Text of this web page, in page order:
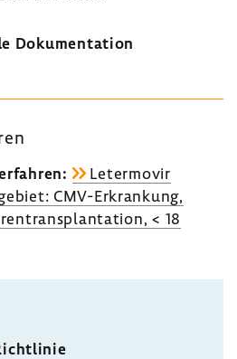
Doku­men­ta­tion
Leter­movir
CMV-​Erkrankung,
< 18